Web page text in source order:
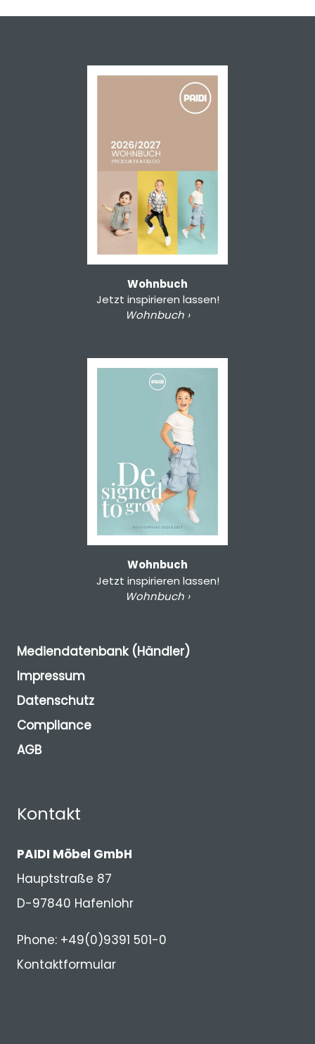
Wohnbuch
Jetzt inspirieren lassen!
Wohnbuch ›
Wohnbuch
Jetzt inspirieren lassen!
Wohnbuch ›
Mediendatenbank (Händler)
Impressum
Datenschutz
Compliance
AGB
Kontakt
PAIDI Möbel GmbH
Hauptstraße 87
D-97840 Hafenlohr
Phone: +49(0)9391 501-0
Kontaktformular